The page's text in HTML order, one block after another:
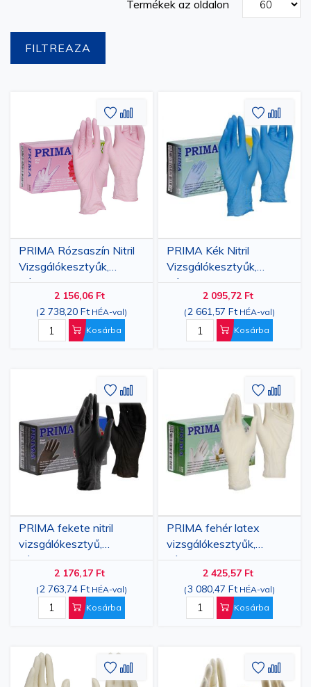
Termékek az oldalon
FILTREAZA
PRIMA Rózsaszín Nitril
Vizsgálókesztyűk,
Púdermentes, S-XL
Méretben, 100 Darab
2 156,06 Ft
(2 738,20 Ft HÉA-val)
Kosárba
Hozzáadás
a
kívánságlistához
Hozzáadás
az
összehasonlításhoz
PRIMA Kék Nitril
Vizsgálókesztyűk,
Púdermentes, S-XL
Méretek, 100 Darab
2 095,72 Ft
(2 661,57 Ft HÉA-val)
Kosárba
a az
PRIMA fekete nitril
vizsgálókesztyű,
púdermentes, XS-XL
méretek, 100 darab
2 176,17 Ft
(2 763,74 Ft HÉA-val)
Kosárba
Hozzáadás
a
kívánságlistához
Hozzáadás
az
összehasonlításhoz
PRIMA fehér latex
vizsgálókesztyűk,
púdermentes, XS-XL
méretek, 100 darab
2 425,57 Ft
(3 080,47 Ft HÉA-val)
Kosárba
a az
Hozzáadás
a
Hozzáadás
az
a az